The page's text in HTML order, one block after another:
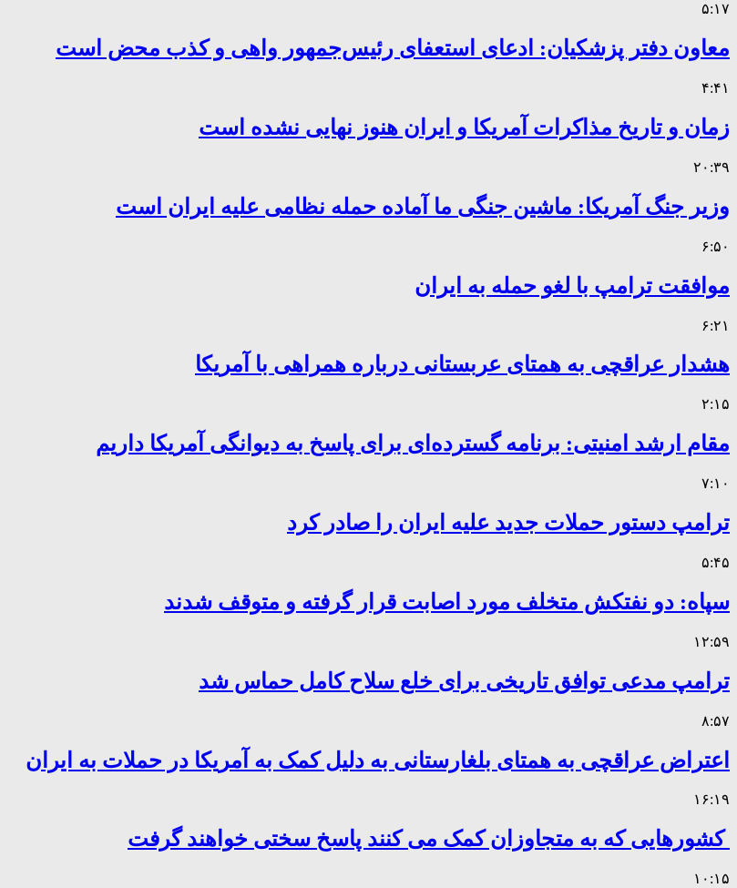
۵:۱۷
معاون دفتر پزشکیان: ادعای استعفای رئیس‌جمهور واهی و کذب محض است
۴:۴۱
زمان و تاریخ مذاکرات آمریکا و ایران هنوز نهایی نشده است
۲۰:۳۹
وزیر جنگ آمریکا: ماشین جنگی ما آماده حمله نظامی علیه ایران است
۶:۵۰
موافقت ترامپ با لغو حمله به ایران
۶:۲۱
هشدار عراقچی به همتای عربستانی درباره همراهی با آمریکا
۲:۱۵
مقام ارشد امنیتی: برنامه گسترده‌ای برای پاسخ به دیوانگی آمریکا داریم
۷:۱۰
ترامپ دستور حملات جدید علیه ایران را صادر کرد
۵:۴۵
سپاه: دو نفتکش متخلف مورد اصابت قرار گرفته و متوقف شدند
۱۲:۵۹
ترامپ مدعی توافق تاریخی برای خلع سلاح کامل حماس شد
۸:۵۷
اعتراض عراقچی به همتای بلغارستانی به دلیل کمک به آمریکا در حملات به ایران
۱۶:۱۹
کشورهایی که به متجاوزان کمک می کنند پاسخ سختی خواهند گرفت
۱۰:۱۵